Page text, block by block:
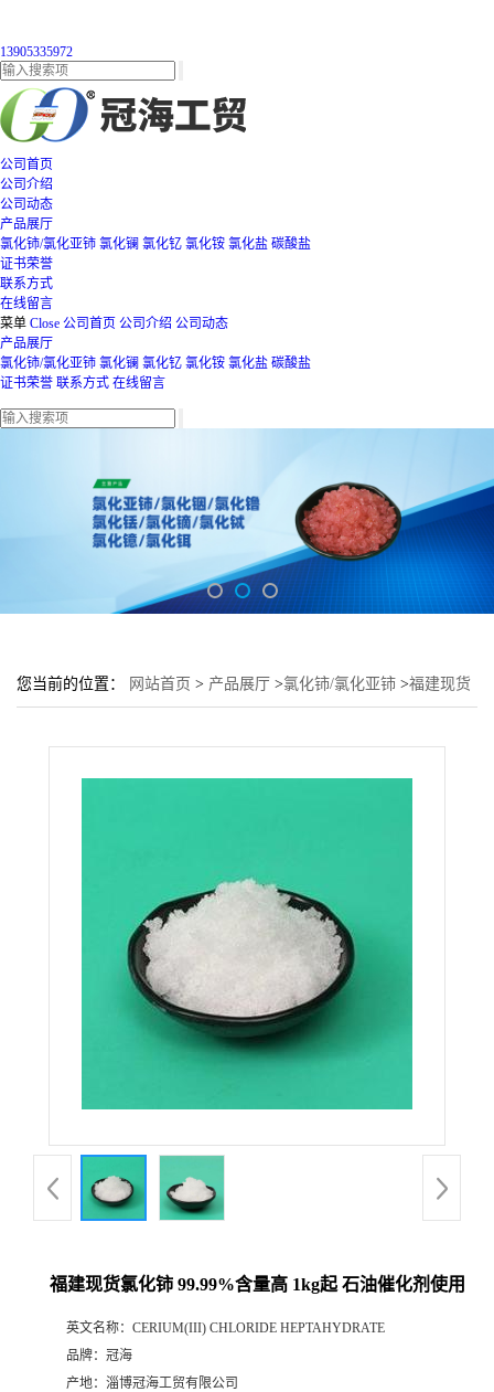
13905335972
公司首页
公司介绍
公司动态
产品展厅
氯化铈/氯化亚铈 氯化镧 氯化钇 氯化铵 氯化盐 碳酸盐
证书荣誉
联系方式
在线留言
菜单 Close 公司首页 公司介绍 公司动态
产品展厅
氯化铈/氯化亚铈 氯化镧 氯化钇 氯化铵 氯化盐 碳酸盐
证书荣誉 联系方式 在线留言
您当前的位置： 网站首页 > 产品展厅 >氯化铈/氯化亚铈 >福建现货
福建现货氯化铈 99.99%含量高 1kg起 石油催化剂使用
英文名称： CERIUM(III) CHLORIDE HEPTAHYDRATE
品牌： 冠海
产地： 淄博冠海工贸有限公司